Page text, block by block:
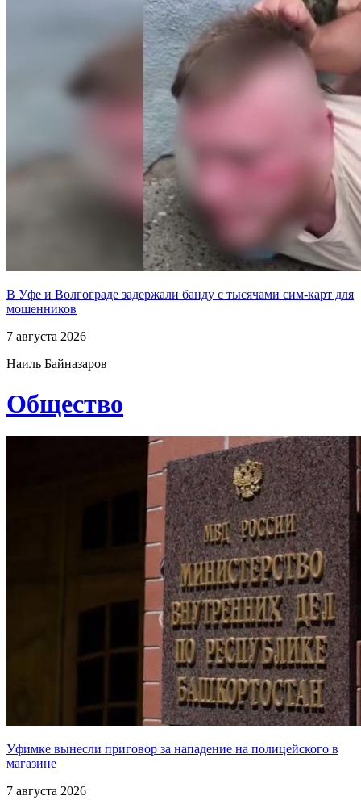
В Уфе и Волгограде задержали банду с тысячами сим-карт для
мошенников
7 августа 2026
Наиль Байназаров
Общество
Уфимке вынесли приговор за нападение на полицейского в
магазине
7 августа 2026